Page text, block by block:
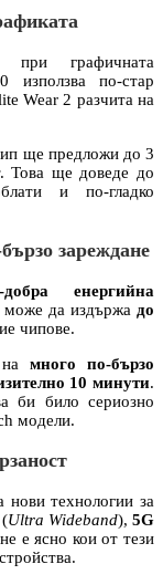
графичната
използва по-стар
Wear 2 разчита на
ще предложи до 3
Това ще доведе до
и по-гладко
зареждане
добра енергийна
може да издържа до
чипове.
много по-бързо
10 минути.
би било сериозно
модели.
технологии за
(Ultra Wideband), 5G
е ясно кои от тези